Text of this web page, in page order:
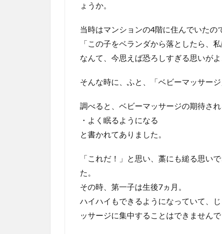
ょうか。
当時はマンションの4階に住んでいたの
「この子をベランダから落としたら、
なんて、今思えば恐ろしすぎる思いが
そんな時に、ふと、「ベビーマッサージ
調べると、ベビーマッサージの期待され
・よく眠るようになる
と書かれてありました。
「これだ！」と思い、藁にも縋る思い
た。
その時、第一子は生後7ヵ月。
ハイハイもできるようになっていて、
ッサージに集中することはできませんで